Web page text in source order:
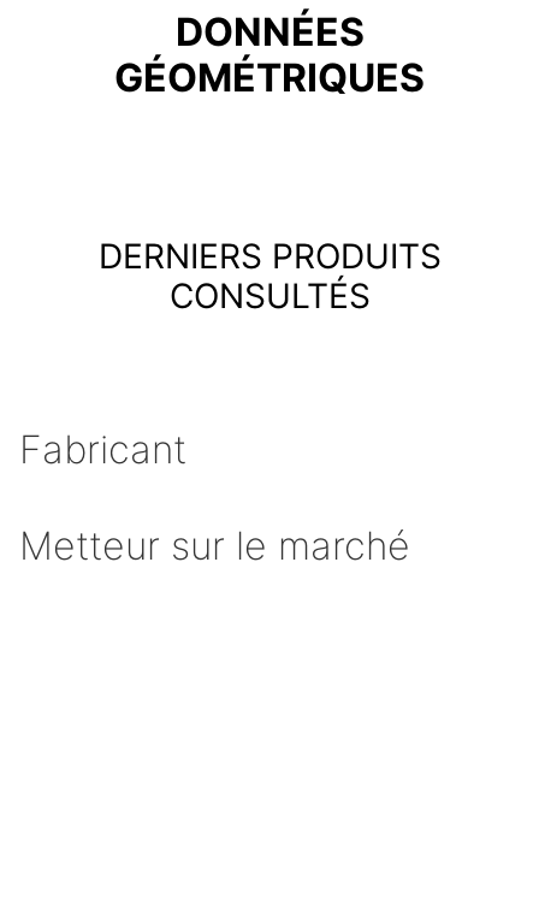
DONNÉES
GÉOMÉTRIQUES
DERNIERS PRODUITS
CONSULTÉS
Fabricant
Metteur sur le marché